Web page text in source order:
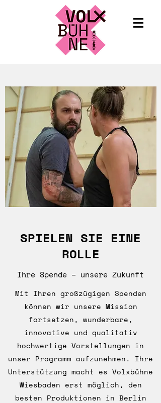
SPIELEN SIE EINE
ROLLE
Ihre Spende – unsere Zukunft
Mit Ihren großzügigen Spenden
können wir unsere Mission
fortsetzen, wunderbare,
innovative und qualitativ
hochwertige Vorstellungen in
unser Programm aufzunehmen. Ihre
Unterstützung macht es Volxbühne
Wiesbaden erst möglich, den
besten Produktionen in Berlin